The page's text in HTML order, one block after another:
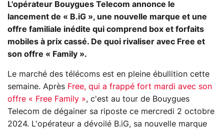
L'opérateur Bouygues Telecom annonce le
lancement de « B.iG », une nouvelle marque et une
offre familiale inédite qui comprend box et forfaits
mobiles à prix cassé. De quoi rivaliser avec Free et
son offre « Family ».
Le marché des télécoms est en pleine ébullition cette
semaine. Après Free, qui a frappé fort mardi avec son
offre « Free Family », c'est au tour de Bouygues
Telecom de dégainer sa riposte ce mercredi 2 octobre
2024. L'opérateur a dévoilé B.iG, sa nouvelle marque